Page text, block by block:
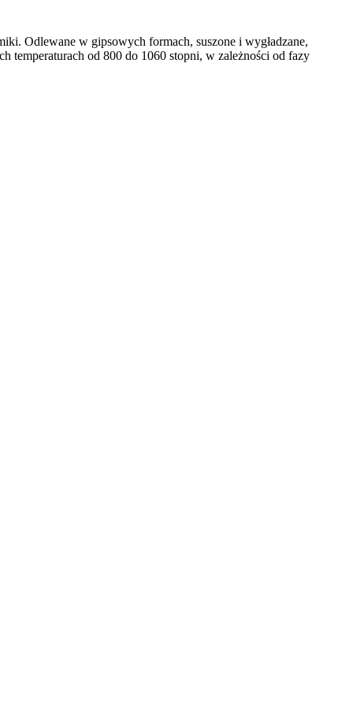
Odlewane w gipsowych formach, suszone i wygładzane,
temperaturach od 800 do 1060 stopni, w zależności od fazy